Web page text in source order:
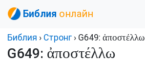
Библия онлайн
Библия › Стронг › G649: ἀποστέλλω
G649: ἀποστέλλω